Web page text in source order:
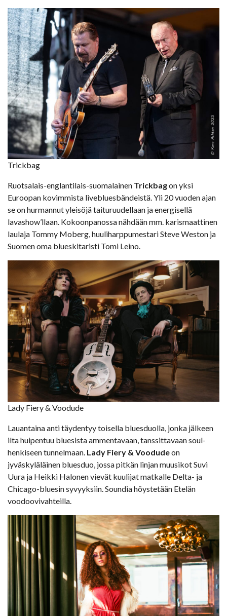
Trickbag
Ruotsalais-englantilais-suomalainen Trickbagon yksi
Euroopan kovimmista livebluesbändeistä. Yli 20 vuoden ajan
se on hurmannut yleisöjä taituruudellaan ja energisellä
lavashow’llaan. Kokoonpanossa nähdään mm. karismaattinen
laulaja Tommy Moberg, huuliharppumestari Steve Weston ja
Suomen oma blueskitaristi Tomi Leino.
Lady Fiery & Voodude
Lauantaina anti täydentyy toisella bluesduolla, jonka jälkeen
ilta huipentuu bluesista ammentavaan, tanssittavaan soul-
henkiseen tunnelmaan. Lady Fiery & Voodudeon
jyväskyläläinen bluesduo, jossa pitkän linjan muusikot Suvi
Uura ja Heikki Halonen vievät kuulijat matkalle Delta- ja
Chicago-bluesin syvyyksiin. Soundia höystetään Etelän
voodoovivahteilla.